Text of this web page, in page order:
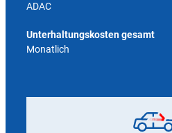
ADAC
Unterhaltungskosten gesamt
Monatlich